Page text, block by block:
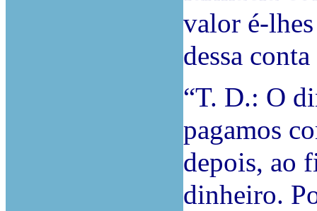
valor é-
dessa
“T. D.: O
pagamos
depois, ao
dinheiro.